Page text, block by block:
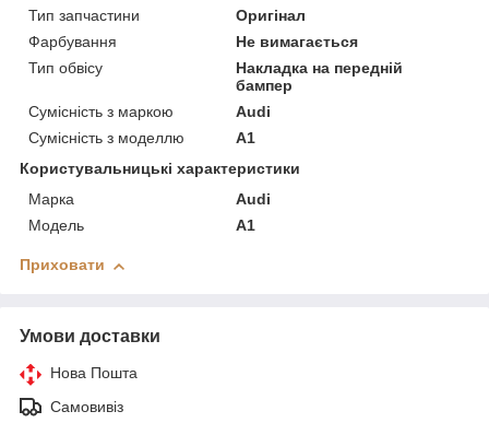
Тип запчастини
Оригінал
Фарбування
Не вимагається
Тип обвісу
Накладка на передній
бампер
Сумісність з маркою
Audi
Сумісність з моделлю
A1
Користувальницькі характеристики
Марка
Audi
Модель
A1
Приховати
Умови доставки
Нова Пошта
Самовивіз